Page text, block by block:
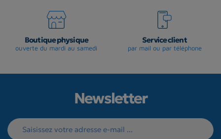
Boutique physique
ouverte du mardi au samedi
Service client
par mail ou par téléphone
Newsletter